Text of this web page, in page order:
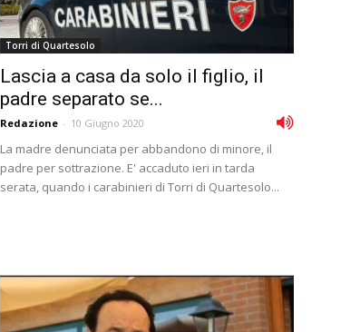
Torri di Quartesolo
Lascia a casa da solo il figlio, il
padre separato se...
Redazione - 10 Giugno 2020
La madre denunciata per abbandono di minore, il
padre per sottrazione. E' accaduto ieri in tarda
serata, quando i carabinieri di Torri di Quartesolo...